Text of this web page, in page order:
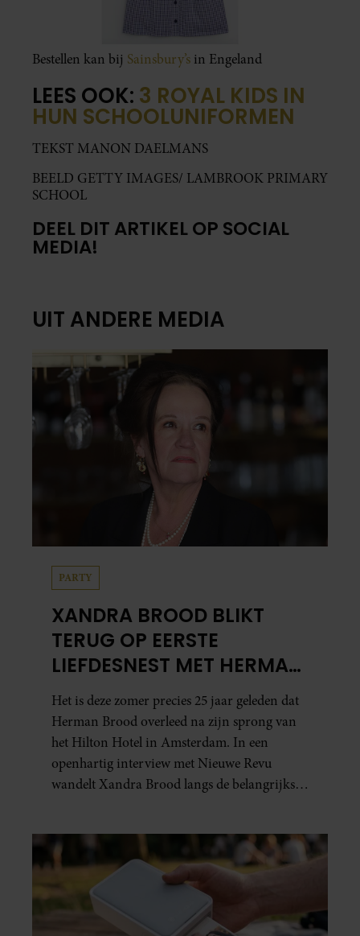
Bestellen kan bij Sainsbury’s in Engeland
LEES OOK: 3 ROYAL KIDS IN
HUN SCHOOLUNIFORMEN
TEKST MANON DAELMANS
BEELD GETTY IMAGES/ LAMBROOK PRIMARY
SCHOOL
DEEL DIT ARTIKEL OP SOCIAL
MEDIA!
UIT ANDERE MEDIA
PARTY
XANDRA BROOD BLIKT
TERUG OP EERSTE
LIEFDESNEST MET HERMAN
BROOD: “HIER IS LOLA
GEBOREN”
Het is deze zomer precies 25 jaar geleden dat
Herman Brood overleed na zijn sprong van
het Hilton Hotel in Amsterdam. In een
openhartig interview met Nieuwe Revu
wandelt Xandra Brood langs de belangrijkste
Leidsedwarsstraat roept een stortvloed aan
herinneringen op. Daar begon hun leven
samen en werd dochter Lola geboren.